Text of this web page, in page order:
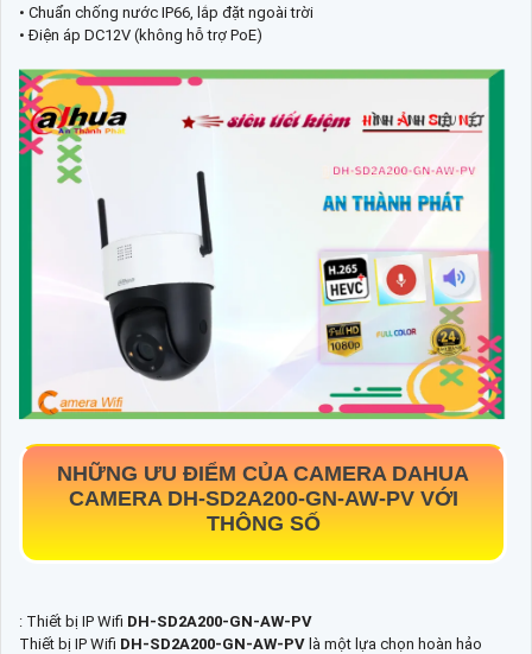
• Chuẩn chống nước IP66, lắp đặt ngoài trời
• Điện áp DC12V (không hỗ trợ PoE)
NHỮNG ƯU ĐIỂM CỦA CAMERA DAHUA
CAMERA DH-SD2A200-GN-AW-PV VỚI
THÔNG SỐ
: Thiết bị IP Wifi DH-SD2A200-GN-AW-PV
Thiết bị IP Wifi DH-SD2A200-GN-AW-PV là một lựa chọn hoàn hảo